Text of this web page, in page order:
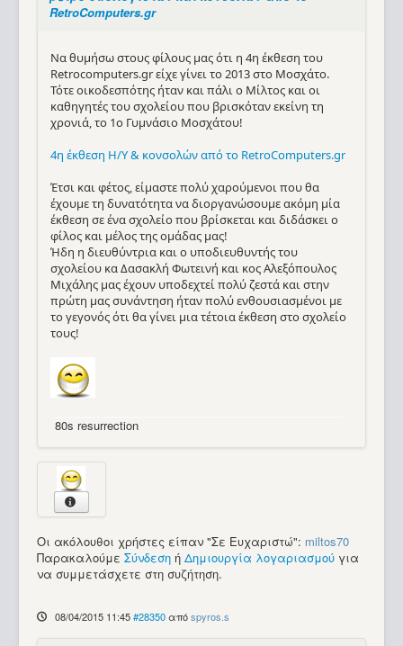
RetroComputers.gr
Να θυμήσω στους φίλους μας ότι η 4η έκθεση του
Retrocomputers.gr είχε γίνει το 2013 στο Μοσχάτο.
Τότε οικοδεσπότης ήταν και πάλι ο Μίλτος και οι
καθηγητές του σχολείου που βρισκόταν εκείνη τη
χρονιά, το 1ο Γυμνάσιο Μοσχάτου!
4η έκθεση Η/Υ & κονσολών από το RetroComputers.gr
Έτσι και φέτος, είμαστε πολύ χαρούμενοι που θα
έχουμε τη δυνατότητα να διοργανώσουμε ακόμη μία
έκθεση σε ένα σχολείο που βρίσκεται και διδάσκει ο
φίλος και μέλος της ομάδας μας!
Ήδη η διευθύντρια και ο υποδιευθυντής του
σχολείου κα Δασακλή Φωτεινή και κος Αλεξόπουλος
Μιχάλης μας έχουν υποδεχτεί πολύ ζεστά και στην
πρώτη μας συνάντηση ήταν πολύ ενθουσιασμένοι με
το γεγονός ότι θα γίνει μια τέτοια έκθεση στο σχολείο
τους!
80s resurrection
Οι ακόλουθοι χρήστες είπαν "Σε Ευχαριστώ": miltos70
Παρακαλούμε Σύνδεση ή Δημιουργία λογαριασμού για
να συμμετάσχετε στη συζήτηση.
08/04/2015 11:45 #28350 απόspyros.s